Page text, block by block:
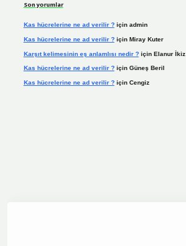
Son yorumlar
Kas hücrelerine ne ad verilir ?için admin
Kas hücrelerine ne ad verilir ?için Miray Kuter
Karşıt kelimesinin eş anlamlısı nedir ?için Elanur İkiz
Kas hücrelerine ne ad verilir ?için Güneş Beril
Kas hücrelerine ne ad verilir ?için Cengiz